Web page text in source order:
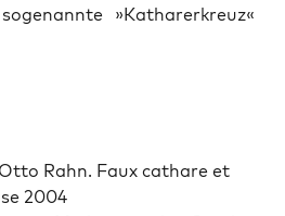
»Kathar­erkreuz«
Rahn. Faux cathare et
2004